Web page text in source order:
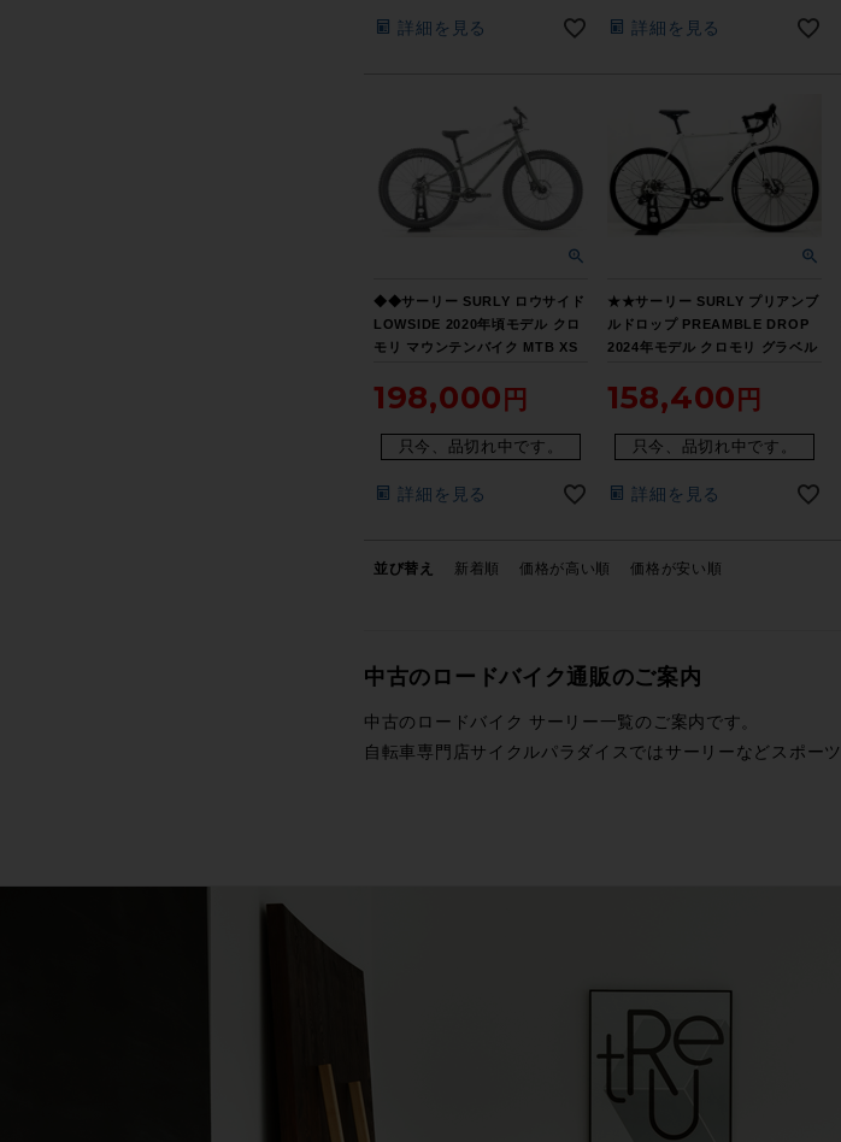
詳細を見る 詳細を見る
◆◆サーリー SURLY ロウサイド
LOWSIDE 2020年頃モデル クロ
モリ マウンテンバイク MTB XS
ァットバイク（サイクルパラダイ
ス大阪より配送）
198,000
只今、品切れ中です。
詳細を見る
★★サーリー SURLY プリアンブ
ルドロップ PREAMBLE DROP
2024年モデル クロモリ グラベル
イト（サイクルパラダイス山口よ
158,400
只今、品切れ中です。
詳細を見る
並び替え 新着順 価格が高い順 価格が安い順
中古のロードバイク通販のご案内
中古のロードバイク サーリー一覧のご案内です。
自転車専門店サイクルパラダイスではサーリーなどスポー